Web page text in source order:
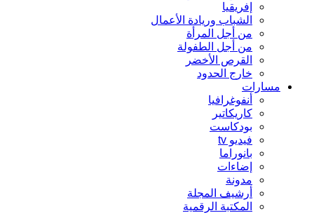
إفريقيا
الشباب وريادة الأعمال
من أجل المرأة
من أجل الطفولة
القرص الأخضر
خارج الحدود
مسارات
أنفوغرافيا
كاريكاتير
بودكاست
فيديو tv
بانوراما
إضاءات
مدونة
أرشيف المجلة
المكتبة الرقمية